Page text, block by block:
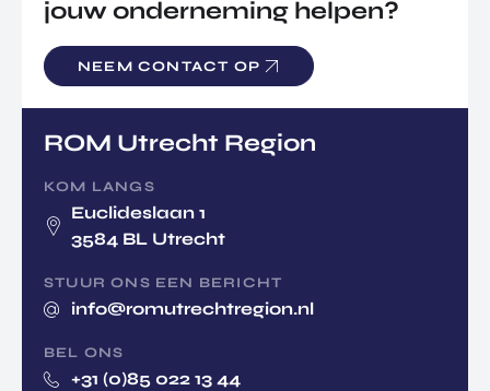
jouw onderneming helpen?
NEEM CONTACT OP
ROM Utrecht Region
KOM LANGS
Euclideslaan 1
3584 BL Utrecht
STUUR ONS EEN BERICHT
info@romutrechtregion.nl
BEL ONS
+31 (0)85 022 13 44